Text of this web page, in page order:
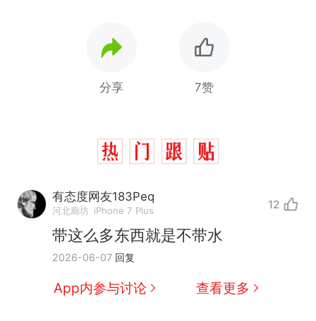
分享 7赞
有态度网友183Peq
河北廊坊 iPhone 7 Plus 12
带这么多东西就是不带水
2026-06-07 回复
App内参与讨论 查看更多
么？
新
费大厨“全国小炒肉大王”称
号，仅凭视频评出？中国烹饪
协会回应
男子上山采菌偶然发现鸡枞菌
窝，原地守1天等它长大：挖了
140多朵
美国渔民钓获鲨鱼徒手将其拽